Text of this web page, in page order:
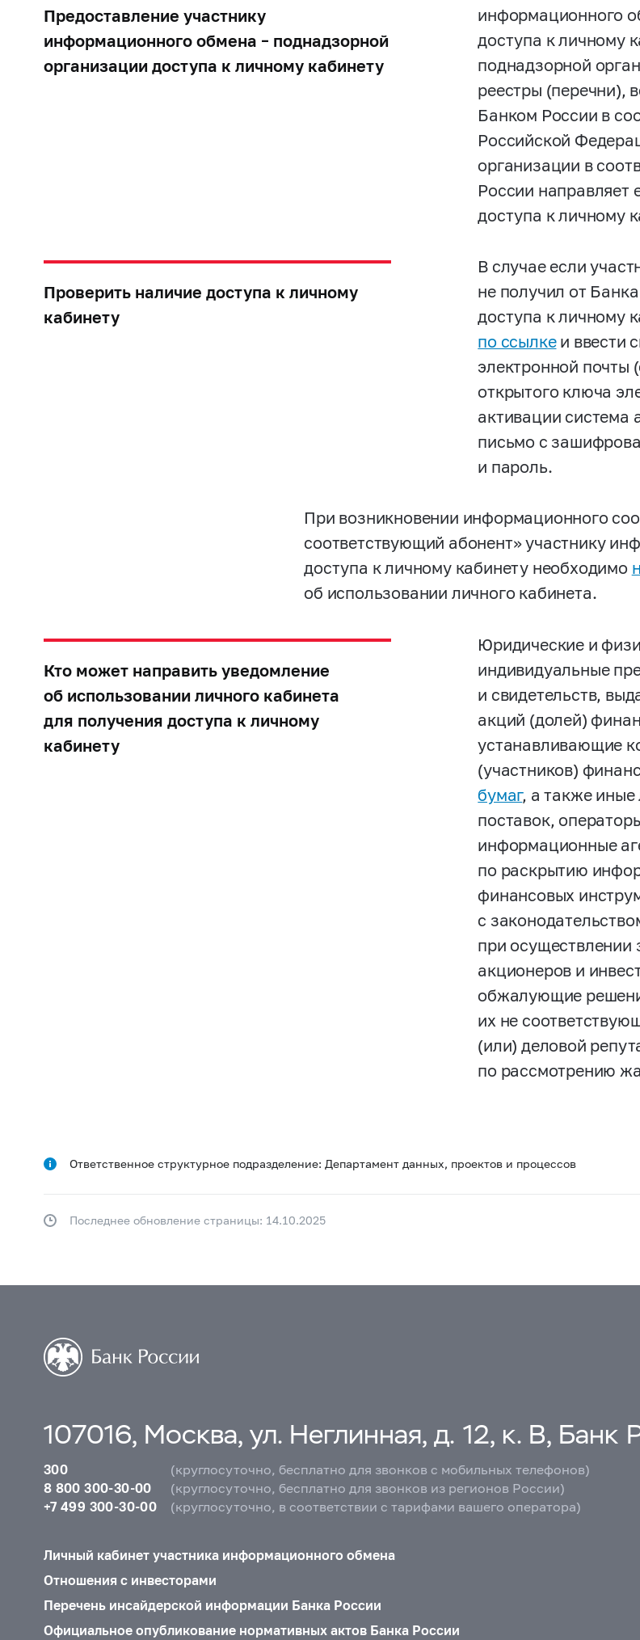
Предоставление участнику
информационного обмена – поднадзорной
организации доступа к личному кабинету
информационного
доступа к личному
поднадзорной
реестры (перечни),
Банком России в
Российской
организации в
России направляет
доступа к личному
Проверить наличие доступа к личному
кабинету
В случае если
не получил от
доступа к личному
по ссылкеи ввести
электронной почты
открытого ключа
активации система
письмо с
и пароль.
При возникновении информационного
соответствующий абонент» участнику
доступа к личному кабинету необходимо
об использовании личного кабинета.
Кто может направить уведомление
об использовании личного кабинета
для получения доступа к личному
кабинету
Юридические и
индивидуальные
и свидетельств,
акций (долей)
устанавливающие
(участников)
бумаг, а также иные
поставок,
информационные
по раскрытию
финансовых
с
при осуществлении
акционеров и
обжалующие
их не
(или) деловой
по рассмотрению
Ответственное структурное подразделение: Департамент данных, проектов и процессов
Последнее обновление страницы: 14.10.2025
107016, Москва, ул. Неглинная, д. 12, к. В, Банк
300
(круглосуточно, бесплатно для звонков с мобильных телефонов)
8 800 300-30-00
(круглосуточно, бесплатно для звонков из регионов России)
+7 499 300-30-00
(круглосуточно, в соответствии с тарифами вашего оператора)
Личный кабинет участника информационного обмена
Отношения с инвесторами
Перечень инсайдерской информации Банка России
Официальное опубликование нормативных актов Банка России